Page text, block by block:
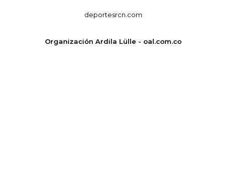
deportesrcn.com
Organización Ardila Lülle - oal.com.co